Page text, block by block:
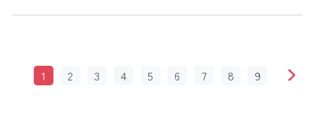
1 2 3 4 5 6 7 8 9